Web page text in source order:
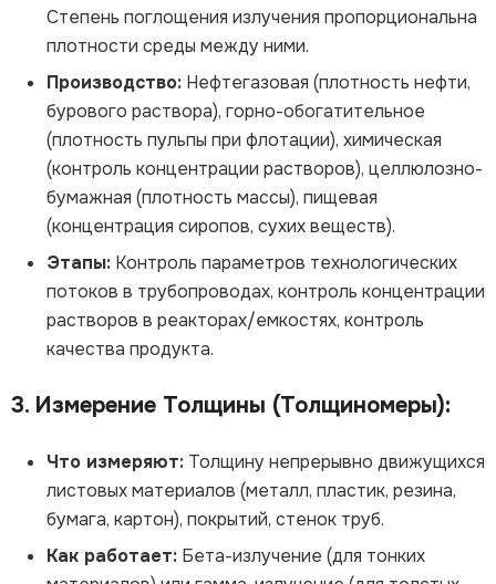
Степень поглощения излучения пропорциональна
плотности среды между ними.
Производство: Нефтегазовая (плотность нефти,
бурового раствора), горно-обогатительное
(плотность пульпы при флотации), химическая
(контроль концентрации растворов), целлюлозно-
бумажная (плотность массы), пищевая
(концентрация сиропов, сухих веществ).
Этапы: Контроль параметров технологических
потоков в трубопроводах, контроль концентрации
растворов в реакторах/емкостях, контроль
качества продукта.
3. Измерение Толщины (Толщиномеры):
Что измеряют: Толщину непрерывно движущихся
листовых материалов (металл, пластик, резина,
бумага, картон), покрытий, стенок труб.
Как работает: Бета-излучение (для тонких